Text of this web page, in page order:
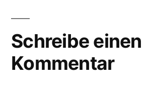
Schreibe einen
Kommentar